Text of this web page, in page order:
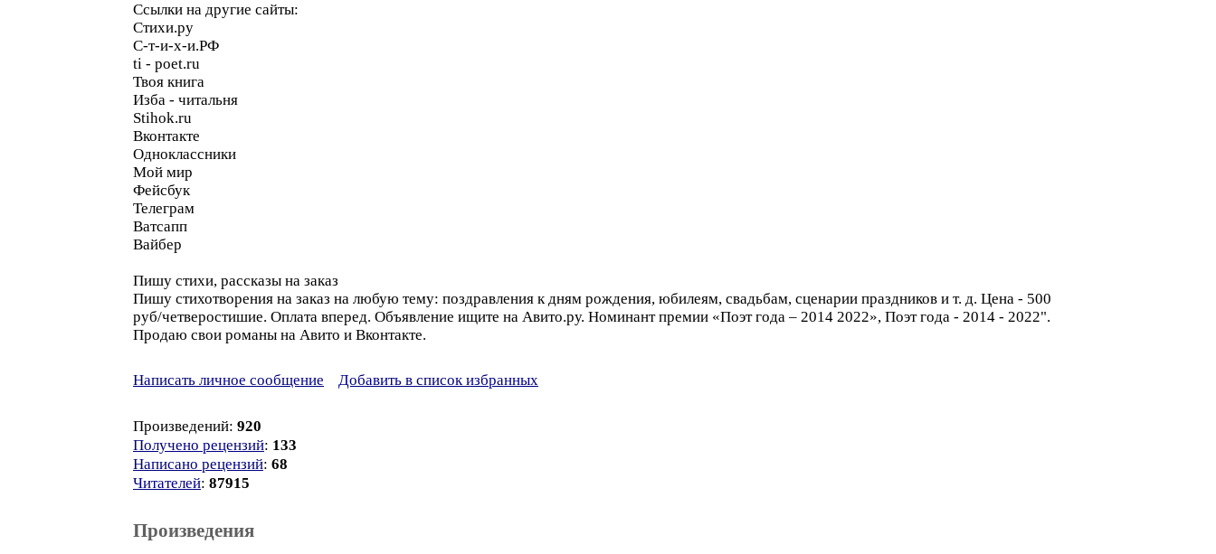
Ссылки на другие сайты:
Стихи.ру
С-т-и-х-и.РФ
ti - poet.ru
Твоя книга
Изба - читальня
Stihok.ru
Вконтакте
Одноклассники
Мой мир
Фейсбук
Телеграм
Ватсапп
Вайбер
Пишу стихи, рассказы на заказ
Пишу стихотворения на заказ на любую тему: поздравления к дням рождения, юбилеям, свадьбам, сценарии праздников и т. д. Цена - 500
руб/четверостишие. Оплата вперед. Объявление ищите на Авито.ру. Номинант премии «Поэт года – 2014 2022», Поэт года - 2014 - 2022".
Продаю свои романы на Авито и Вконтакте.
Написать личное сообщение Добавить в список избранных
Произведений: 920
Получено рецензий: 133
Написано рецензий: 68
Читателей: 87915
Произведения